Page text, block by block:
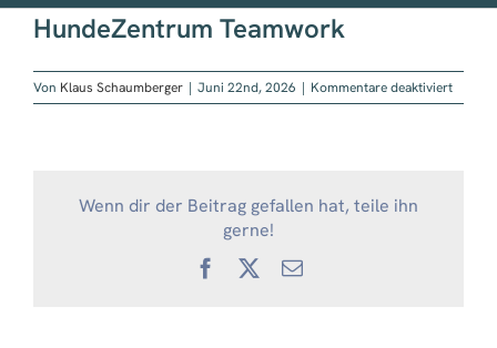
HundeZentrum Teamwork
Von Klaus Schaumberger | Juni 22nd, 2026 | Kommentare deaktiviertfür
Wenn dir der Beitrag gefallen hat, teile ihn
gerne!
Facebook
X
E-